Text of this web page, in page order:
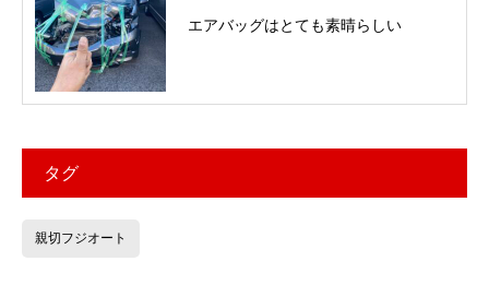
エアバッグはとても素晴らしい
タグ
親切フジオート